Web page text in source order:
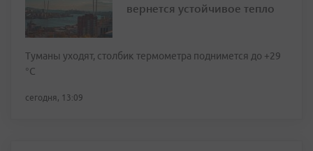
вернется устойчивое тепло
Туманы уходят, столбик термометра поднимется до +29
°С
сегодня, 13:09